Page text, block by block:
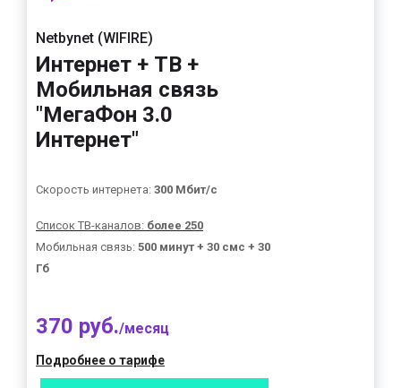
Netbynet (WIFIRE)
Интернет + ТВ +
Мобильная связь
"МегаФон 3.0
Интернет"
Скорость интернета: 300 Мбит/с
Список ТВ-каналов: более 250
Мобильная связь: 500 минут + 30 смс + 30
Гб
370 руб./месяц
Подробнее о тарифе